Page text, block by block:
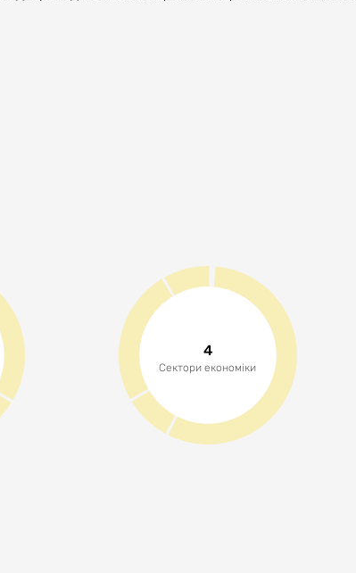
та стійкі люди, які мужньо перенесли часи
тенденцій.
Стійка відкрита до новітніх тенденцій
4
Сектори економіки